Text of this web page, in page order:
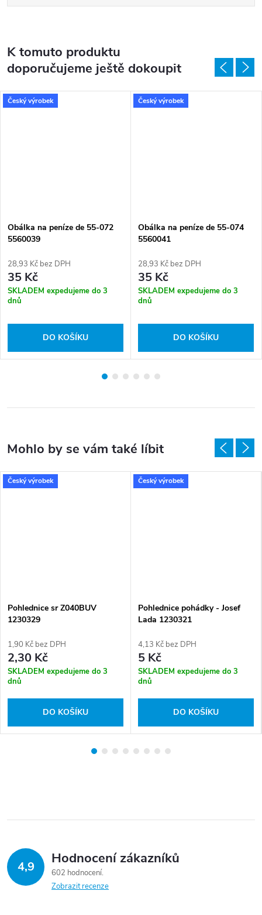
K tomuto produktu
doporučujeme ještě dokoupit
Český výrobek
Obálka na peníze de 55-072
5560039
28,93 Kč bez DPH
35 Kč
SKLADEM expedujeme do 3
dnů
DO KOŠÍKU
Český výrobek
Obálka na peníze de 55-074
5560041
28,93 Kč bez DPH
35 Kč
SKLADEM expedujeme do 3
dnů
DO KOŠÍKU
Český výrobek
Pohlednice sr Z040BUV
1230329
1,90 Kč bez DPH
2,30 Kč
SKLADEM expedujeme do 3
dnů
DO KOŠÍKU
Český výrobek
Pohlednice pohádky - Josef
Lada 1230321
4,13 Kč bez DPH
5 Kč
SKLADEM expedujeme do 3
dnů
DO KOŠÍKU
4,9 Hodnocení zákazníků
602 hodnocení
Zobrazit recenze